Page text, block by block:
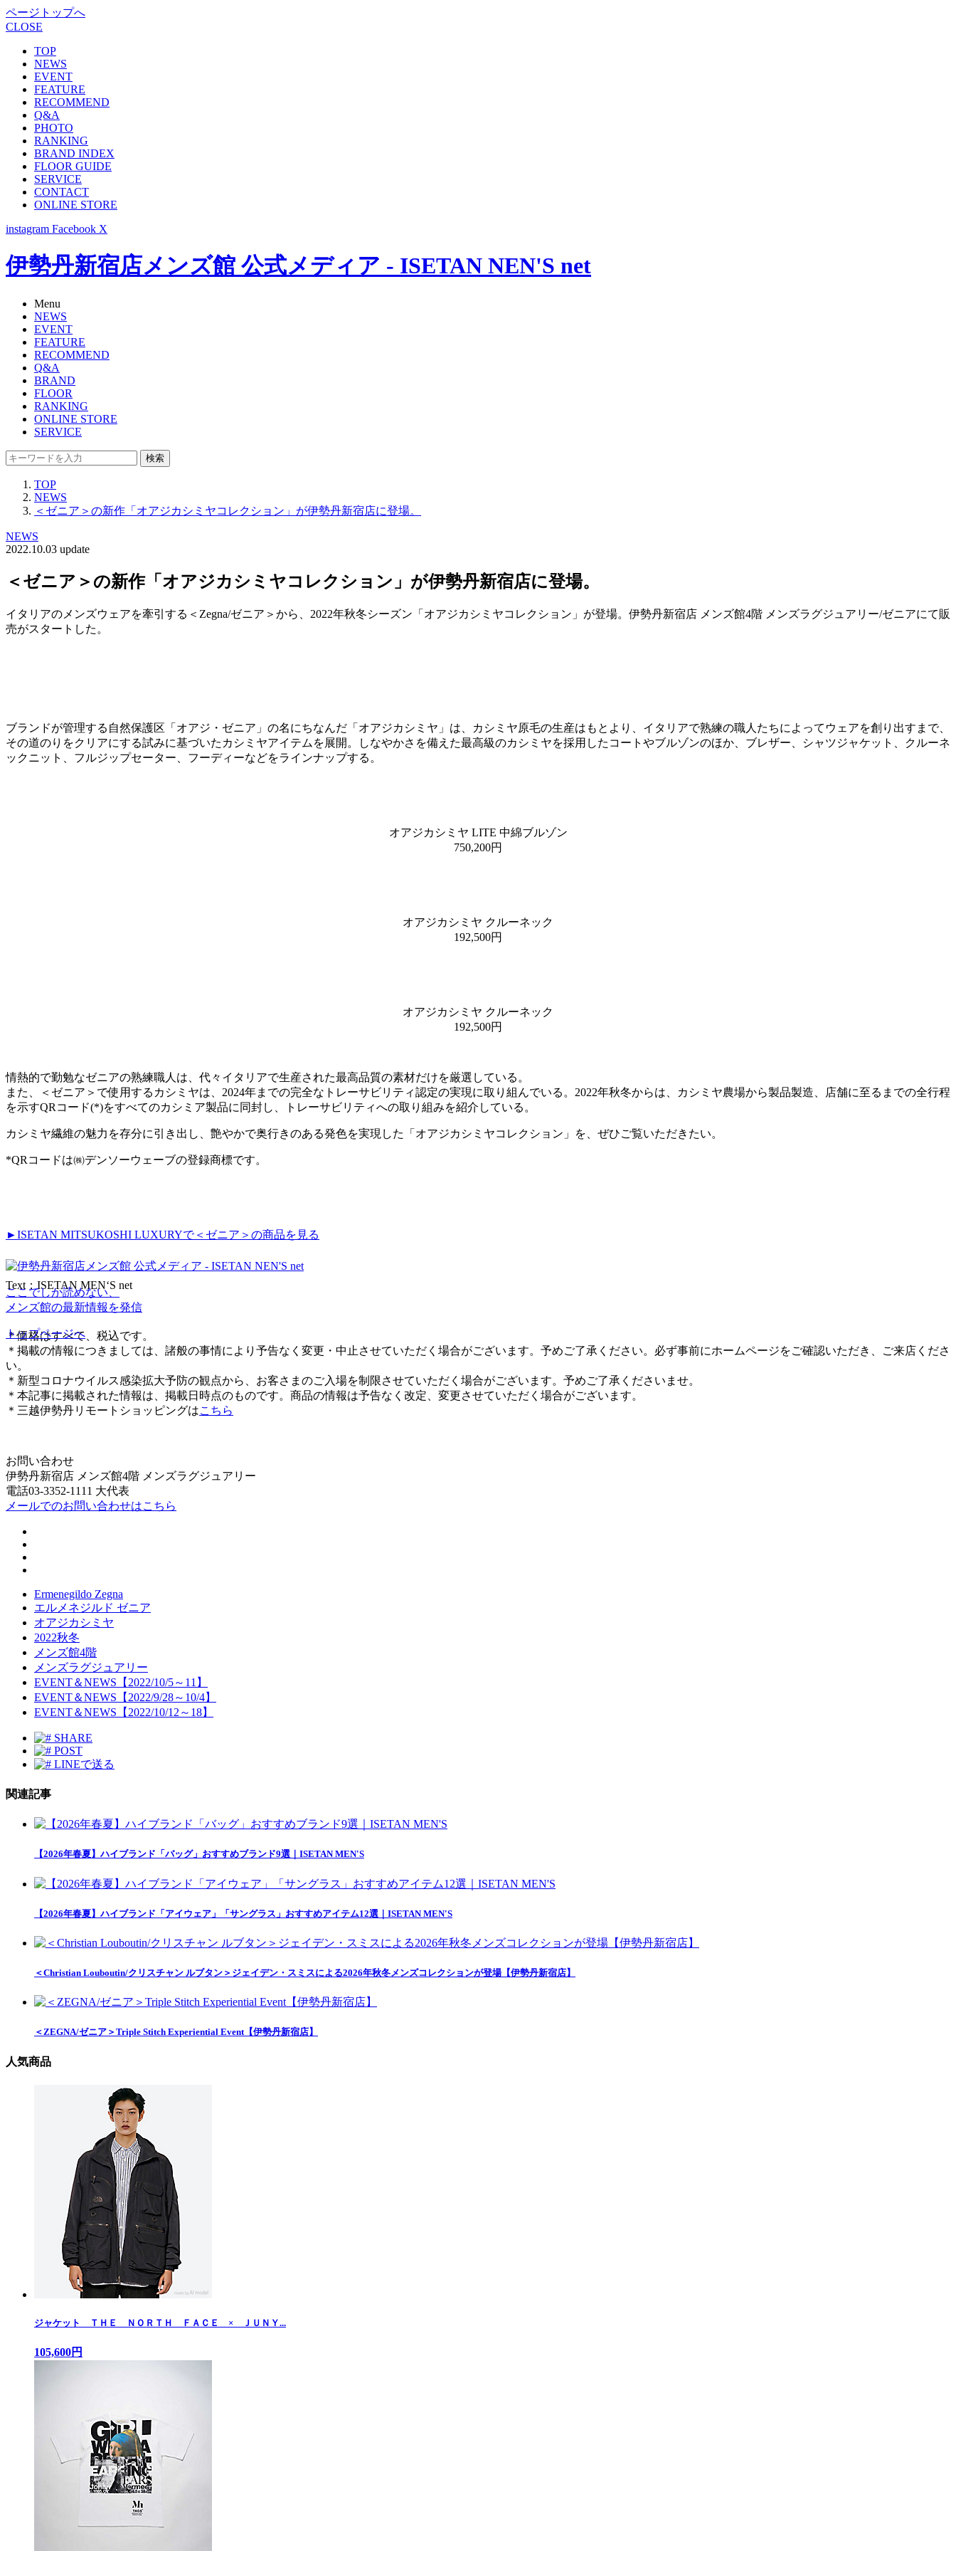
ページトップへ
CLOSE
TOP
NEWS
EVENT
FEATURE
RECOMMEND
Q&A
PHOTO
RANKING
BRAND INDEX
FLOOR GUIDE
SERVICE
CONTACT
ONLINE STORE
instagram Facebook X
伊勢丹新宿店メンズ館 公式メディア - ISETAN NEN'S net
Menu
NEWS
EVENT
FEATURE
RECOMMEND
Q&A
BRAND
FLOOR
RANKING
ONLINE STORE
SERVICE
検索
TOP
NEWS
＜ゼニア＞の新作「オアジカシミヤコレクション」が伊勢丹新宿店に登場。
NEWS
2022.10.03 update
＜ゼニア＞の新作「オアジカシミヤコレクション」が伊勢丹新宿店に登場。
イタリアのメンズウェアを牽引する＜Zegna/ゼニア＞から、2022年秋冬シーズン「オアジカシミヤコレクション」が登場。伊勢丹新宿店 メンズ館4階 メンズラグジュアリー/ゼニアにて販
売がスタートした。
ブランドが管理する自然保護区「オアジ・ゼニア」の名にちなんだ「オアジカシミヤ」は、カシミヤ原毛の生産はもとより、イタリアで熟練の職人たちによってウェアを創り出すまで、
その道のりをクリアにする試みに基づいたカシミヤアイテムを展開。しなやかさを備えた最高級のカシミヤを採用したコートやブルゾンのほか、ブレザー、シャツジャケット、クルーネ
ックニット、フルジップセーター、フーディーなどをラインナップする。
オアジカシミヤ LITE 中綿ブルゾン
750,200円
オアジカシミヤ クルーネック
192,500円
オアジカシミヤ クルーネック
192,500円
情熱的で勤勉なゼニアの熟練職人は、代々イタリアで生産された最高品質の素材だけを厳選している。
また、＜ゼニア＞で使用するカシミヤは、2024年までの完全なトレーサビリティ認定の実現に取り組んでいる。2022年秋冬からは、カシミヤ農場から製品製造、店舗に至るまでの全行程
を示すQRコード(*)をすべてのカシミア製品に同封し、トレーサビリティへの取り組みを紹介している。
カシミヤ繊維の魅力を存分に引き出し、艶やかで奥行きのある発色を実現した「オアジカシミヤコレクション」を、ぜひご覧いただきたい。
*QRコードは㈱デンソーウェーブの登録商標です。
►ISETAN MITSUKOSHI LUXURYで＜ゼニア＞の商品を見る
Text：ISETAN MEN‘S net
＊価格はすべて、税込です。
＊掲載の情報につきましては、諸般の事情により予告なく変更・中止させていただく場合がございます。予めご了承ください。必ず事前にホームページをご確認いただき、ご来店くださ
い。
＊新型コロナウイルス感染拡大予防の観点から、お客さまのご入場を制限させていただく場合がございます。予めご了承くださいませ。
＊本記事に掲載された情報は、掲載日時点のものです。商品の情報は予告なく改定、変更させていただく場合がございます。
＊三越伊勢丹リモートショッピングはこちら
お問い合わせ
伊勢丹新宿店 メンズ館4階 メンズラグジュアリー
電話03-3352-1111 大代表
メールでのお問い合わせはこちら
Ermenegildo Zegna
エルメネジルド ゼニア
オアジカシミヤ
2022秋冬
メンズ館4階
メンズラグジュアリー
EVENT＆NEWS【2022/10/5～11】
EVENT＆NEWS【2022/9/28～10/4】
EVENT＆NEWS【2022/10/12～18】
SHARE
POST
LINEで送る
関連記事
【2026年春夏】ハイブランド「バッグ」おすすめブランド9選｜ISETAN MEN'S
【2026年春夏】ハイブランド「アイウェア」「サングラス」おすすめアイテム12選｜ISETAN MEN'S
＜Christian Louboutin/クリスチャン ルブタン＞ジェイデン・スミスによる2026年秋冬メンズコレクションが登場【伊勢丹新宿店】
＜ZEGNA/ゼニア＞Triple Stitch Experiential Event【伊勢丹新宿店】
人気商品
ジャケット ＴＨＥ ＮＯＲＴＨ ＦＡＣＥ × ＪＵＮＹ...
105,600円
ここでしか読めない、
メンズ館の最新情報を発信
トップページへ